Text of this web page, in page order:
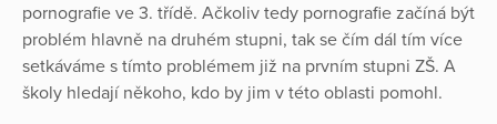
pornografie ve 3. třídě. Ačkoliv tedy pornografie začíná být
problém hlavně na druhém stupni, tak se čím dál tím více
setkáváme s tímto problémem již na prvním stupni ZŠ. A
školy hledají někoho, kdo by jim v této oblasti pomohl.